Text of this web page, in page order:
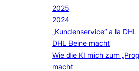
2025
2024
„Kundenservice“ a la
DHL Beine macht
Wie die KI mich zum
macht